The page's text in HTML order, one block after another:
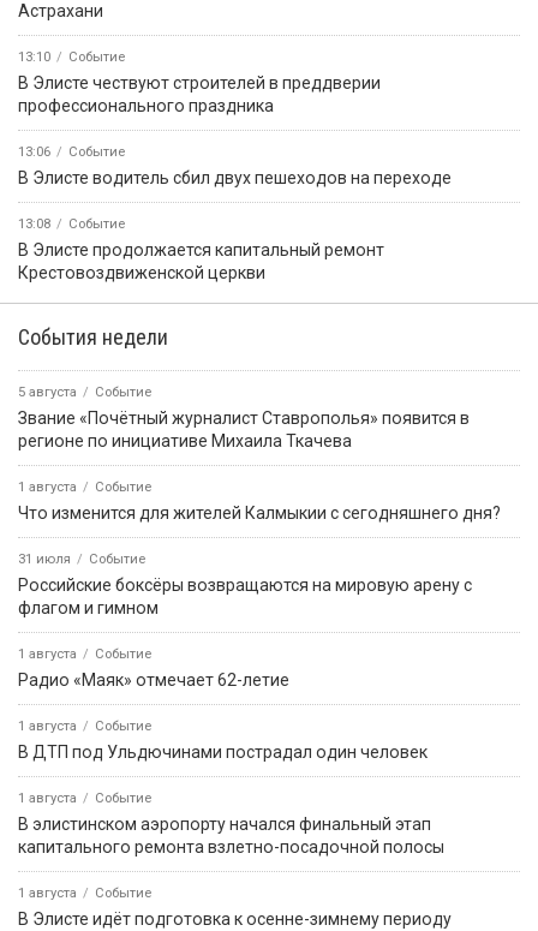
Астрахани
13:10 Событие
В Элисте чествуют строителей в преддверии
профессионального праздника
13:06 Событие
В Элисте водитель сбил двух пешеходов на переходе
13:08 Событие
В Элисте продолжается капитальный ремонт
Крестовоздвиженской церкви
События недели
5 августа Событие
Звание «Почётный журналист Ставрополья» появится в
регионе по инициативе Михаила Ткачева
1 августа Событие
Что изменится для жителей Калмыкии с сегодняшнего дня?
31 июля Событие
Российские боксёры возвращаются на мировую арену с
флагом и гимном
1 августа Событие
Радио «Маяк» отмечает 62-летие
1 августа Событие
В ДТП под Ульдючинами пострадал один человек
1 августа Событие
В элистинском аэропорту начался финальный этап
капитального ремонта взлетно-посадочной полосы
1 августа Событие
В Элисте идёт подготовка к осенне-зимнему периоду